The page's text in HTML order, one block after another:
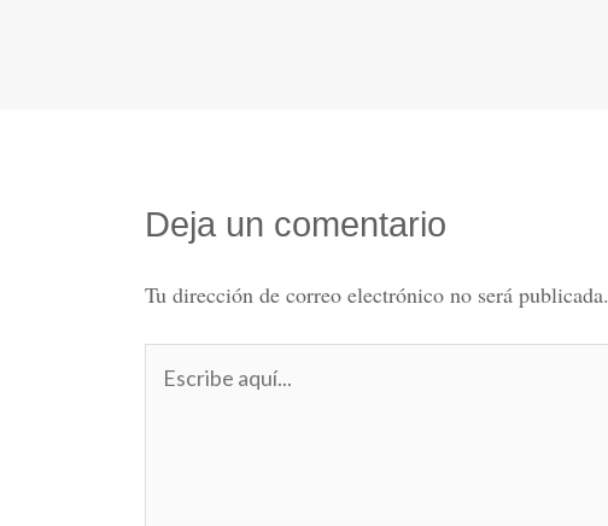
Deja un comentario
Tu dirección de correo electrónico no será publicada.
aquí...